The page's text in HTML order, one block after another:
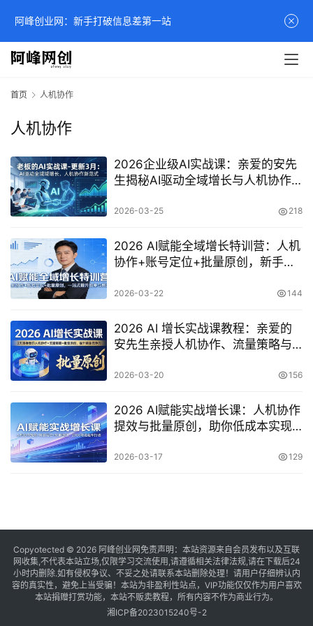
首页 人机协作
人机协作
2026企业级AI实战课：亲爱的安先
生揭秘AI驱动全域增长与人机协作
2026-03-25 218
2026 AI赋能全域增长特训营：人机
协作+账号定位+批量原创，新手高
2026-03-22 144
2026 AI 增长实战课教程：亲爱的
安先生亲授人机协作、流量策略与
2026-03-20 156
2026 AI赋能实战增长课：人机协作
提效与批量原创，助你低成本实现
2026-03-17 129
Copyotected © 2026 阿峰创业网 免责声明：本站资源来自会员发布以及互联
网收集,不代表本站立场,仅限学习交流使用,请遵循相关法律法规,请在下载后24
小时内删除.如有侵权争议、不妥之处请联系本站删除处理！请用户仔细辨认内
容的真实性，避免上当受骗！本站为非盈利性站点，VIP功能仅仅作为用户喜欢
本站捐赠打赏功能，本站不贩卖教程，所有内容不作为商业行为。
湘ICP备2023015240号-2
阿峰创业网：新手打破信息差第一站